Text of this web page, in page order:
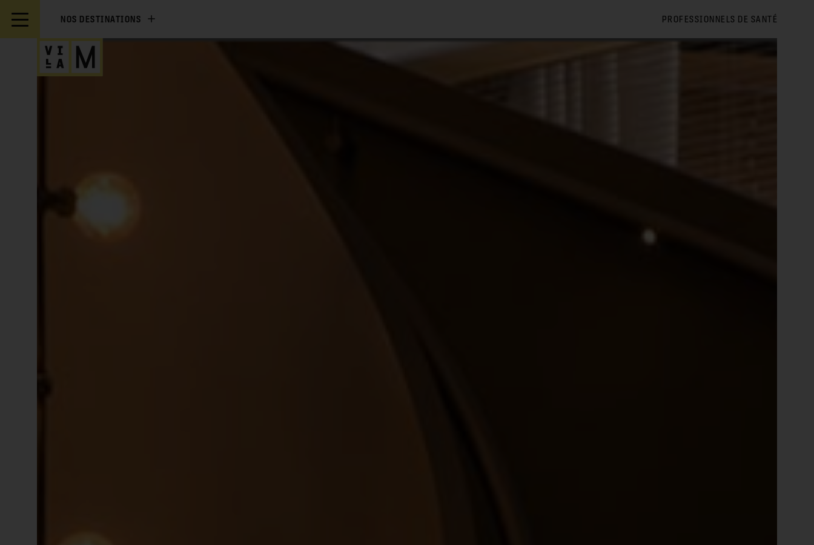
NOS DESTINATIONS PROFESSIONNELS DE SANTÉ